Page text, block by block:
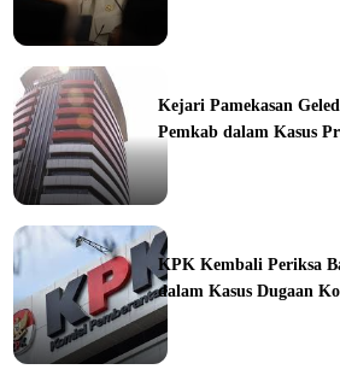
Kejari Pamekasan
Pemkab dalam Kasus
KPK Kembali Periksa
dalam Kasus Dugaan